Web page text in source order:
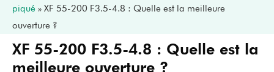
piqué » XF 55-200 F3.5-4.8 : Quelle est la meilleure
ouverture ?
XF 55-200 F3.5-4.8 : Quelle est la
meilleure ouverture ?